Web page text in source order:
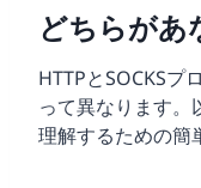
どちらがあ
HTTPとSOCKSプ
って異なります。
理解するための簡